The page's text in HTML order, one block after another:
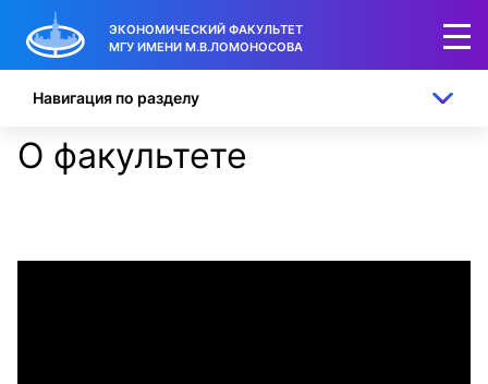
ЭКОНОМИЧЕСКИЙ ФАКУЛЬТЕТ
МГУ ИМЕНИ М.В.ЛОМОНОСОВА
О факультете
Навигация по разделу